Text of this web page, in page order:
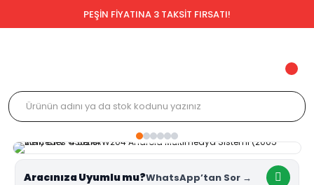
PEŞİN FİYATINA 3 TAKSİT FIRSATI!
Aracınıza Uyumlu mu?